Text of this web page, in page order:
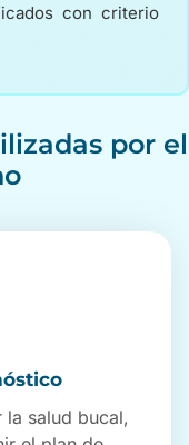
con criterio
por el
la salud bucal,